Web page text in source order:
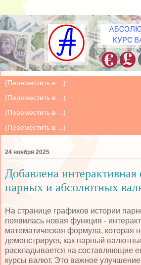
24 ноября 2025
Добавлена
парных и абсолютных
На странице графиков истории
появилась новая функция -
математическая формула, которая
демонстрирует, как парный
раскладывается на составляющие
курсы валют. Это важное улучшение